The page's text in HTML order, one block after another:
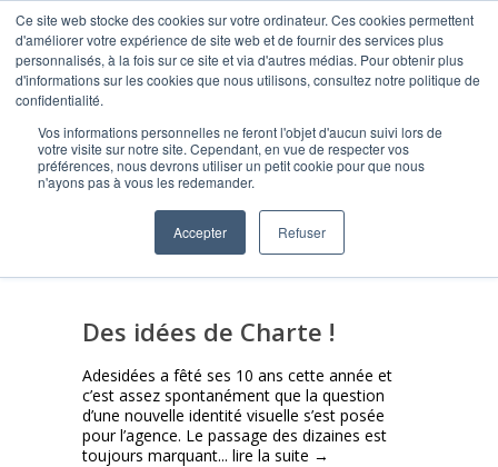
Ce site web stocke des cookies sur votre ordinateur. Ces cookies permettent
d'améliorer votre expérience de site web et de fournir des services plus
personnalisés, à la fois sur ce site et via d'autres médias. Pour obtenir plus
d'informations sur les cookies que nous utilisons, consultez notre politique de
confidentialité.
Vos informations personnelles ne feront l'objet d'aucun suivi lors de
votre visite sur notre site. Cependant, en vue de respecter vos
préférences, nous devrons utiliser un petit cookie pour que nous
n'ayons pas à vous les redemander.
Accepter Refuser
Posts Tagged: identité
visuelle
Des idées de Charte !
Adesidées a fêté ses 10 ans cette année et
c’est assez spontanément que la question
d’une nouvelle identité visuelle s’est posée
pour l’agence. Le passage des dizaines est
toujours marquant... lire la suite →